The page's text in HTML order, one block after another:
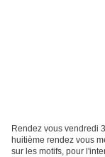
Rendez vous vendredi
huitième rendez vous
sur les motifs, pour